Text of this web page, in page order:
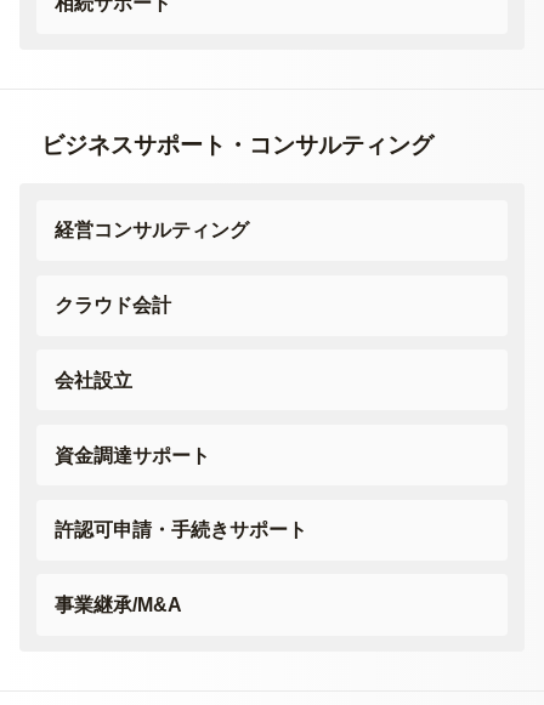
ビジネスサポート・ コンサルティング
経営コンサルティング
クラウド会計
会社設立
資金調達サポート
許認可申請・手続きサポート
事業継承/M&A